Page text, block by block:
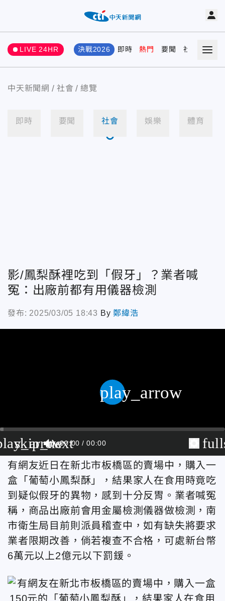
LIVE 24HR 決戰2026 即時 熱門 要聞 社會 娛樂
中天新聞網 社會 總覽
即時 要聞 社會 娛樂 體育
影/鳳梨酥裡吃到「假牙」？業者喊
冤：出廠前都有用儀器檢測
發布: 2025/03/05 18:43 By鄭緯浩
skip_next
00:00 00:00
play_arrow
有網友近日在新北市板橋區的賣場中，購入一
盒「葡萄小鳳梨酥」，結果家人在食用時竟吃
到疑似假牙的異物，感到十分反胃。業者喊冤
稱，商品出廠前會用金屬檢測儀器做檢測， 南
市衛生局目前則派員稽查中，如有缺失將要求
業者限期改善，倘若複查不合格，可處新台幣
6萬元以上2億元以下罰鍰。